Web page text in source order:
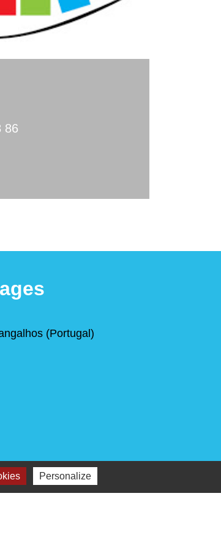
86
(Portugal)
Personalize